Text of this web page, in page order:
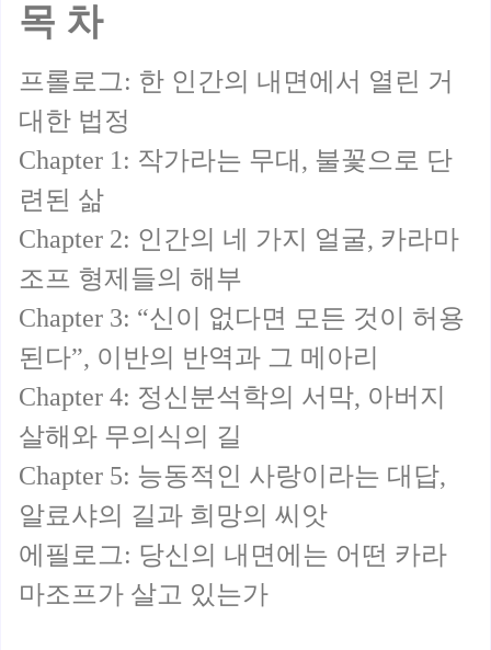
목 차
프롤로그: 한 인간의 내면에서 열린 거
대한 법정
Chapter 1: 작가라는 무대, 불꽃으로 단
련된 삶
Chapter 2: 인간의 네 가지 얼굴, 카라마
조프 형제들의 해부
Chapter 3: “신이 없다면 모든 것이 허용
된다”, 이반의 반역과 그 메아리
Chapter 4: 정신분석학의 서막, 아버지
살해와 무의식의 길
Chapter 5: 능동적인 사랑이라는 대답,
알료샤의 길과 희망의 씨앗
에필로그: 당신의 내면에는 어떤 카라
마조프가 살고 있는가